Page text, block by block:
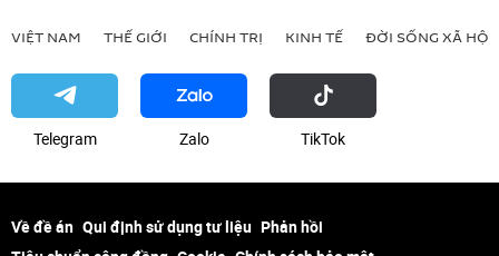
VIỆT NAM THẾ GIỚI CHÍNH TRỊ KINH TẾ ĐỜI SỐNG XÃ HỘI
Telegram Zalo ТikТоk
Về đề án Qui định sử dụng tư liệu Phản hồi